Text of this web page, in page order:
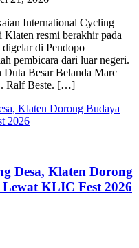
International Cycling
resmi berakhir pada
di Pendopo
pembicara dari luar negeri.
Besar Belanda Marc
Ralf Beste. […]
Desa, Klaten Dorong
KLIC Fest 2026